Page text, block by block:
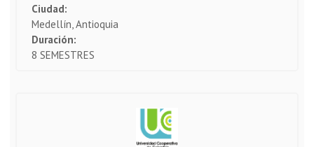
Ciudad:
Medellín, Antioquia
Duración:
8 SEMESTRES